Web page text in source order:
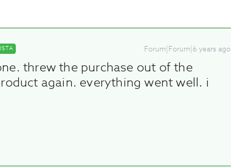
Forum|Forum|6 years ago
threw the purchase out of the
again. everything went well. i